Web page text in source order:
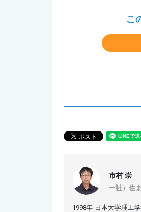
こ
市村 崇
一社）住
1998年 日本大学理工